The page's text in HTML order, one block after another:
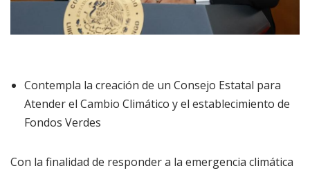
Contempla la creación de un Consejo Estatal para
Atender el Cambio Climático y el establecimiento de
Fondos Verdes
Con la finalidad de responder a la emergencia climática